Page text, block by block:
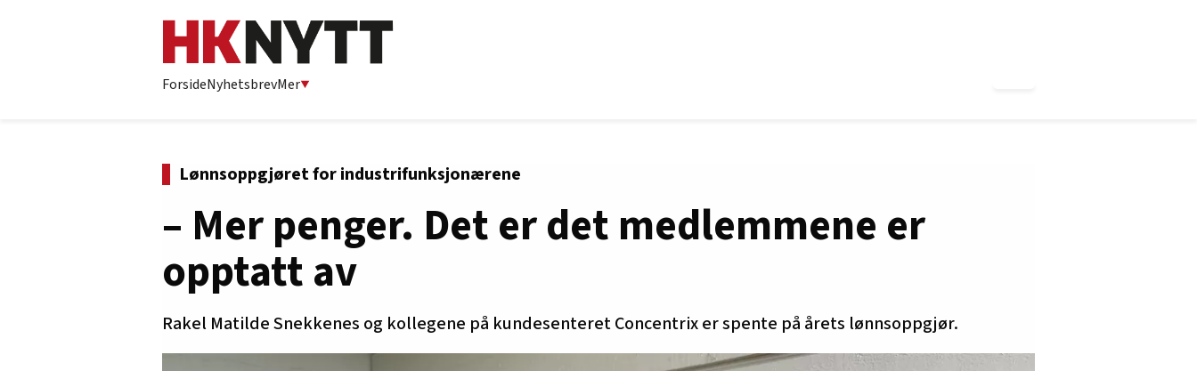
ForsideNyhetsbrevMer
Lønnsoppgjøret for industrifunksjonærene
– Mer penger. Det er det medlemmene er
opptatt av
Rakel Matilde Snekkenes og kollegene på kundesenteret Concentrix er spente på årets lønnsoppgjør.